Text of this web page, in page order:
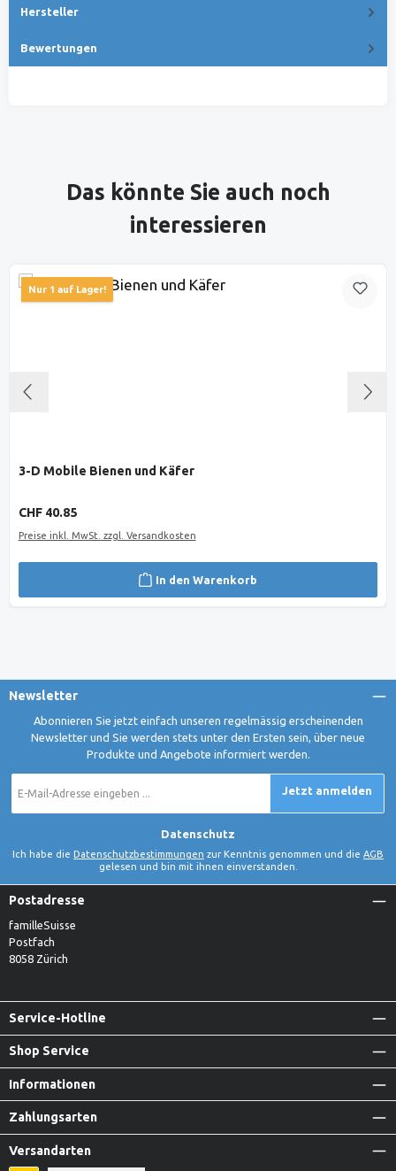
Hersteller
Bewertungen
Produktgalerie überspringen
Das könnte Sie auch noch
interessieren
Nur 1 auf Lager!
3-D Mobile Bienen und Käfer
Regulärer Preis:
CHF 40.85
Preise inkl. MwSt. zzgl. Versandkosten
In den Warenkorb
Newsletter
Abonnieren Sie jetzt einfach unseren regelmässig erscheinenden
Newsletter und Sie werden stets unter den Ersten sein, über neue
Produkte und Angebote informiert werden.
Mail-
Jetzt anmelden
Datenschutz
Ich habe die Datenschutzbestimmungen zur Kenntnis genommen und die AGB
gelesen und bin mit ihnen einverstanden.
Postadresse
familleSuisse
Postfach
8058 Zürich
Service-Hotline
Shop Service
Informationen
Zahlungsarten
Versandarten